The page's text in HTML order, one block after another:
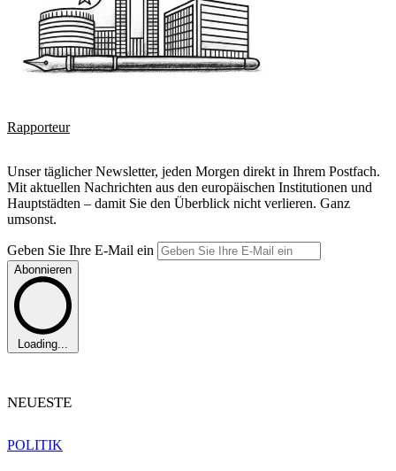
Rapporteur
Unser täglicher Newsletter, jeden Morgen direkt in Ihrem Postfach.
Mit aktuellen Nachrichten aus den europäischen Institutionen und
Hauptstädten – damit Sie den Überblick nicht verlieren. Ganz
umsonst.
Geben Sie Ihre E-Mail ein
Abonnieren
Loading...
NEUESTE
POLITIK